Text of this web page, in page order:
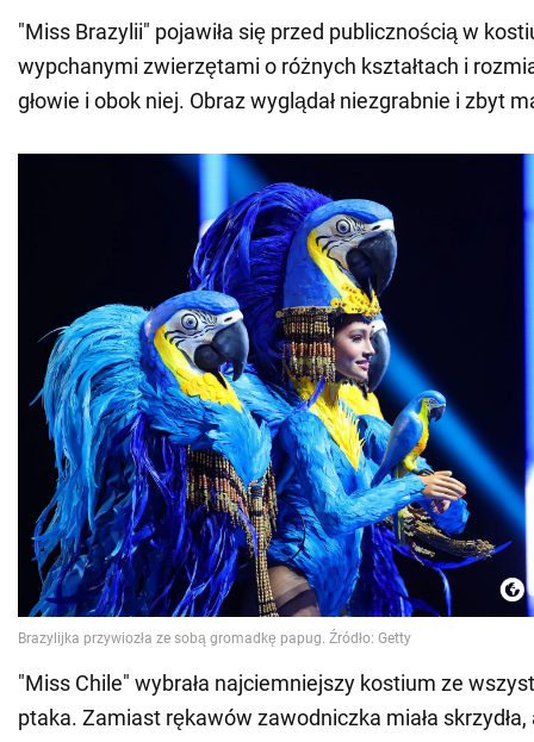
"Miss Brazylii" pojawiła się przed publicznością w
wypchanymi zwierzętami o różnych kształtach i
głowie i obok niej. Obraz wyglądał niezgrabnie i zbyt
"Miss Chile" wybrała najciemniejszy kostium ze
ptaka. Zamiast rękawów zawodniczka miała skrzydła,